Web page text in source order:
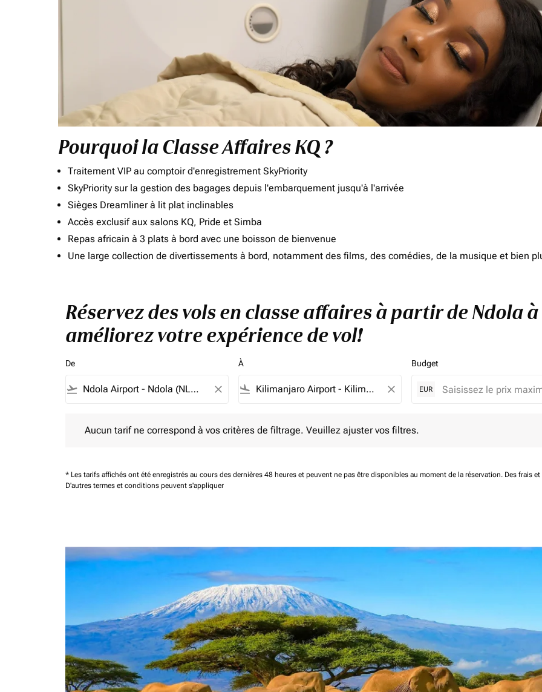
Pourquoi la Classe Affaires KQ ?
Traitement VIP au comptoir d'enregistrement SkyPriority
SkyPriority sur la gestion des bagages depuis l'embarquement jusqu'à l'arrivée
Sièges Dreamliner à lit plat inclinables
Accès exclusif aux salons KQ, Pride et Simba
Repas africain à 3 plats à bord avec une boisson de bienvenue
Une large collection de divertissements à bord, notamment des films, des comédies, de la musique et bien
Réservez des vols en classe affaires à partir de Ndola
améliorez votre expérience de vol!
De
flight_takeoff close
À
flight_land close
Budget
EUR
Aucun tarif ne correspond à vos critères de filtrage. Veuillez ajuster vos filtres.
* Les tarifs affichés ont été enregistrés au cours des dernières 48 heures et peuvent ne pas être disponibles au moment de la réservation. Des frais
D'autres termes et conditions peuvent s'appliquer